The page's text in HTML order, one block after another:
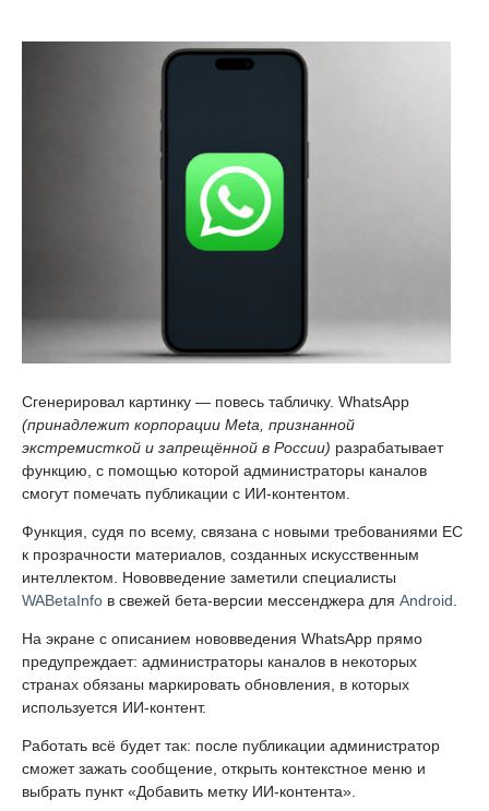
Сгенерировал картинку — повесь табличку. WhatsApp
(принадлежит корпорации Meta, признанной
экстремисткой и запрещённой в России) разрабатывает
функцию, с помощью которой администраторы каналов
смогут помечать публикации с ИИ-контентом.
Функция, судя по всему, связана с новыми требованиями ЕС
к прозрачности материалов, созданных искусственным
интеллектом. Нововведение заметили специалисты
WABetaInfo в свежей бета-версии мессенджера для Android
На экране с описанием нововведения WhatsApp прямо
предупреждает: администраторы каналов в некоторых
странах обязаны маркировать обновления, в которых
используется ИИ-контент.
Работать всё будет так: после публикации администратор
сможет зажать сообщение, открыть контекстное меню и
выбрать пункт «Добавить метку ИИ-контента».